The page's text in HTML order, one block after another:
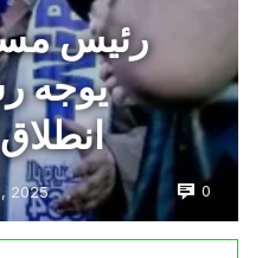
رئيس
يوجه
2025 0